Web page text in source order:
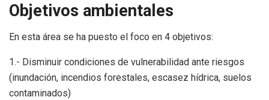
Objetivos ambientales
En esta área se ha puesto el foco en 4 objetivos:
1.- Disminuir condiciones de vulnerabilidad ante riesgos
(inundación, incendios forestales, escasez hídrica, suelos
contaminados)